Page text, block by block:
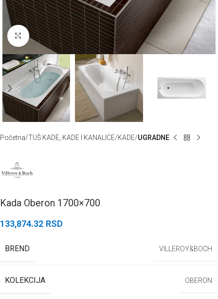
Klknite da uvećate
Početna TUŠ KADE, KADE I KANALICE KADE UGRADNE
Kada Oberon 1700×700
133,874.32 RSD
BREND VILLEROY&BOCH
KOLEKCIJA OBERON